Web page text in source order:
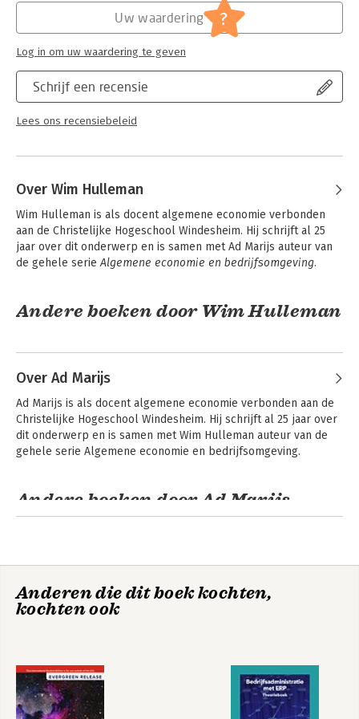
boek of digitaal. Dat zorgt voor activering en betrokkenheid.
Studenten vinden op de ondersteunende website o.a.
uitwerkingen van de opgaven, uitlegvideo’s over opgaven en
samenvattingen per hoofdstuk, feedback en studieadvies. Voor
docenten staan er o.a. de uitwerkingen van de opgaven,
monitoren is én te zien is met welke stof de studenten moeite
hoofdstukken te arrangeren en eigen materiaal toe te voegen.
jarenlang als docent algemene economie verbonden (geweest)
aan de Christelijke Hogeschool Windesheim. Zij schrijven al 25
jaar over dit onderwerp.
Schrijf een recensie
Lees ons recensiebeleid
Uw waardering ?
Log in om uw waardering te geven
Over Wim Hulleman
Wim Hulleman is als docent algemene economie verbonden
aan de Christelijke Hogeschool Windesheim. Hij schrijft al 25
jaar over dit onderwerp en is samen met Ad Marijs auteur van
de gehele serie Algemene economie en bedrijfsomgeving.
Andere boeken door Wim Hulleman
Geld, Internationale
Algemene
Over Ad Marijs
Ad Marijs is als docent algemene economie verbonden aan de
Christelijke Hogeschool Windesheim. Hij schrijft al 25 jaar over
dit onderwerp en is samen met Wim Hulleman auteur van de
gehele serie Algemene economie en bedrijfsomgeving.
Andere boeken door Ad Marijs
Geld, Internationale
Internationale
Anderen die dit boek kochten,
kochten ook